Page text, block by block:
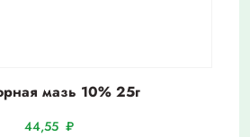
мазь 10% 25г
44,55 ₽